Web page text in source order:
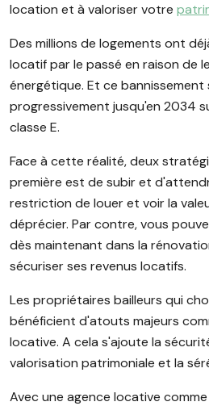
location et à valoriser votre
Des millions de logements ont
locatif par le passé en raison de
énergétique. Et ce bannissement
progressivement jusqu'en 2034
classe E.
Face à cette réalité, deux
première est de subir et
restriction de louer et voir la
déprécier. Par contre, vous
dès maintenant dans la
sécuriser ses revenus locatifs.
Les propriétaires bailleurs qui
bénéficient d'atouts majeurs
locative. A cela s'ajoute la
valorisation patrimoniale et la
Avec une agence locative